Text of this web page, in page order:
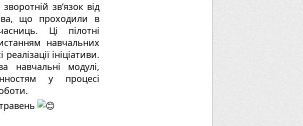
зв’язок від
що проходили в
Ці пілотні
навчальних
ініціативи.
навчальні модулі,
у процесі